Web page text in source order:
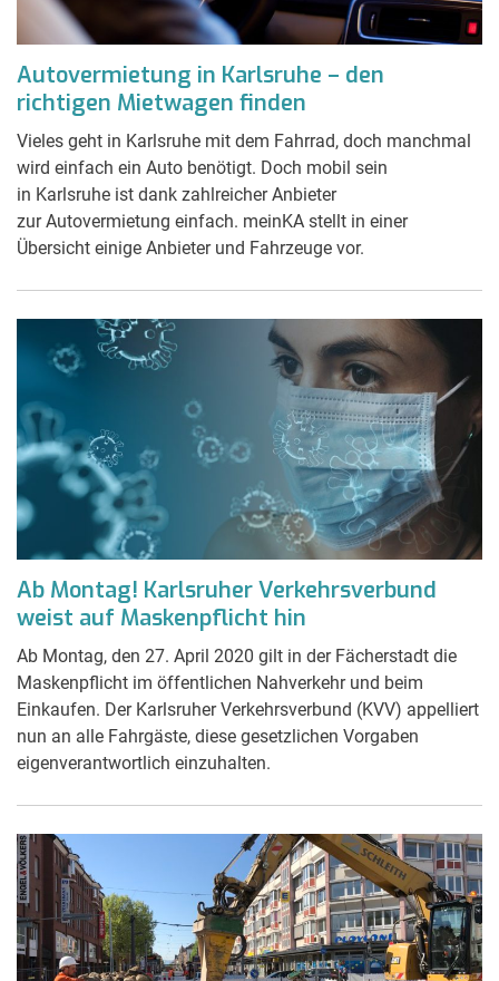
Autovermietung in Karlsruhe – den
richtigen Mietwagen finden
Vieles geht in Karlsruhe mit dem Fahrrad, doch manchmal
wird einfach ein Auto benötigt. Doch mobil sein
in Karlsruhe ist dank zahlreicher Anbieter
zur Autovermietung einfach. meinKA stellt in einer
Übersicht einige Anbieter und Fahrzeuge vor.
Ab Montag! Karlsruher Verkehrsverbund
weist auf Maskenpflicht hin
Ab Montag, den 27. April 2020 gilt in der Fächerstadt die
Maskenpflicht im öffentlichen Nahverkehr und beim
Einkaufen. Der Karlsruher Verkehrsverbund (KVV) appelliert
nun an alle Fahrgäste, diese gesetzlichen Vorgaben
eigenverantwortlich einzuhalten.